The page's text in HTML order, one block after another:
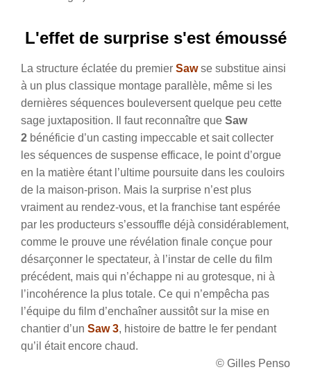
L'effet de surprise s'est émoussé
La structure éclatée du premier Sawse substitue ainsi
à un plus classique montage parallèle, même si les
dernières séquences bouleversent quelque peu cette
sage juxtaposition. Il faut reconnaître que Saw
2 bénéficie d’un casting impeccable et sait collecter
les séquences de suspense efficace, le point d’orgue
en la matière étant l’ultime poursuite dans les couloirs
de la maison-prison. Mais la surprise n’est plus
vraiment au rendez-vous, et la franchise tant espérée
par les producteurs s’essouffle déjà considérablement,
comme le prouve une révélation finale conçue pour
désarçonner le spectateur, à l’instar de celle du film
précédent, mais qui n’échappe ni au grotesque, ni à
l’incohérence la plus totale. Ce qui n’empêcha pas
l’équipe du film d’enchaîner aussitôt sur la mise en
chantier d’un Saw 3, histoire de battre le fer pendant
qu’il était encore chaud.
© Gilles Penso